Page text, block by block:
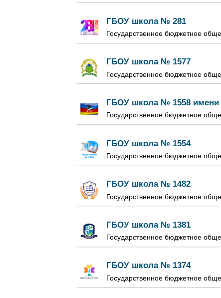
ГБОУ школа № 281
Государственное бюджетное
ГБОУ школа № 1577
Государственное бюджетное
ГБОУ школа № 1558 имени
Государственное бюджетное
ГБОУ школа № 1554
Государственное бюджетное
ГБОУ школа № 1482
Государственное бюджетное
ГБОУ школа № 1381
Государственное бюджетное
ГБОУ школа № 1374
Государственное бюджетное